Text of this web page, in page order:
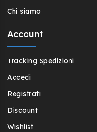
Chi siamo
Account
Tracking Spedizioni
Accedi
Registrati
Discount
Wishlist